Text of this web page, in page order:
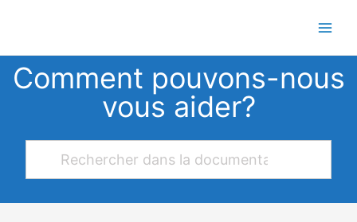
Comment pouvons-nous
vous aider?